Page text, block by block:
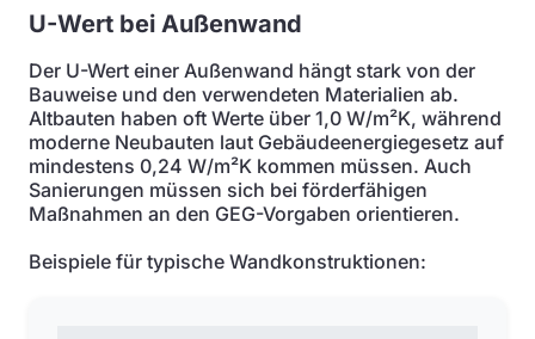
U-Wert bei Außenwand
Der U-Wert einer Außenwand hängt stark von der
Bauweise und den verwendeten Materialien ab.
Altbauten haben oft Werte über 1,0 W/m²K, während
moderne Neubauten laut Gebäudeenergiegesetz auf
mindestens 0,24 W/m²K kommen müssen. Auch
Sanierungen müssen sich bei förderfähigen
Maßnahmen an den GEG-Vorgaben orientieren.
Beispiele für typische Wandkonstruktionen: